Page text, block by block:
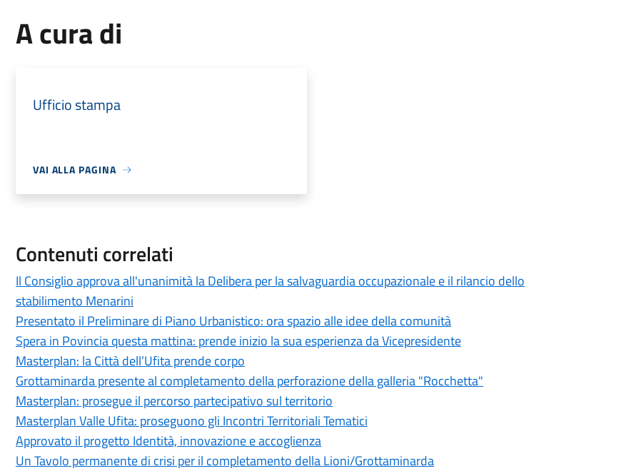
A cura di
Ufficio stampa
VAI ALLA PAGINA
Contenuti correlati
Il Consiglio approva all'unanimità la Delibera per la salvaguardia occupazionale e il rilancio dello
stabilimento Menarini
Presentato il Preliminare di Piano Urbanistico: ora spazio alle idee della comunità
Spera in Povincia questa mattina: prende inizio la sua esperienza da Vicepresidente
Masterplan: la Città dell’Ufita prende corpo
Grottaminarda presente al completamento della perforazione della galleria "Rocchetta"
Masterplan: prosegue il percorso partecipativo sul territorio
Masterplan Valle Ufita: proseguono gli Incontri Territoriali Tematici
Approvato il progetto Identità, innovazione e accoglienza
Un Tavolo permanente di crisi per il completamento della Lioni/Grottaminarda